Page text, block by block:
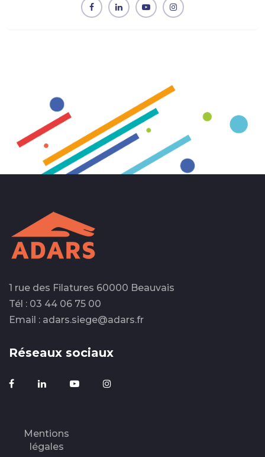
1 rue des Filatures 60000 Beauvais
Tél : 03 44 06 75 00
Email : adars.siege@adars.fr
Réseaux sociaux
Mentions
légales